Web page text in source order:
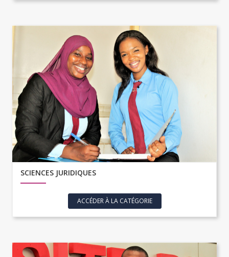
SCIENCES JURIDIQUES
ACCÉDER À LA CATÉGORIE